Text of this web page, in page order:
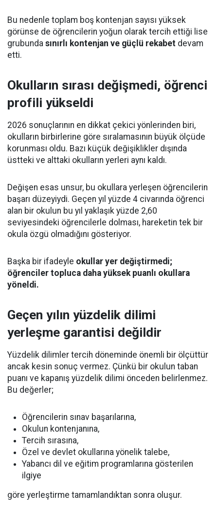
Bu nedenle toplam boş kontenjan sayısı yüksek
görünse de öğrencilerin yoğun olarak tercih ettiği lise
grubunda sınırlı kontenjan ve güçlü rekabet devam
etti.
Okulların sırası değişmedi, öğrenci
profili yükseldi
2026 sonuçlarının en dikkat çekici yönlerinden biri,
okulların birbirlerine göre sıralamasının büyük ölçüde
korunması oldu. Bazı küçük değişiklikler dışında
üstteki ve alttaki okulların yerleri aynı kaldı.
Değişen esas unsur, bu okullara yerleşen öğrencilerin
başarı düzeyiydi. Geçen yıl yüzde 4 civarında öğrenci
alan bir okulun bu yıl yaklaşık yüzde 2,60
seviyesindeki öğrencilerle dolması, hareketin tek bir
okula özgü olmadığını gösteriyor.
Başka bir ifadeyle okullar yer değiştirmedi;
öğrenciler topluca daha yüksek puanlı okullara
yöneldi.
Geçen yılın yüzdelik dilimi
yerleşme garantisi değildir
Yüzdelik dilimler tercih döneminde önemli bir ölçüttür
ancak kesin sonuç vermez. Çünkü bir okulun taban
puanı ve kapanış yüzdelik dilimi önceden belirlenmez.
Bu değerler;
Öğrencilerin sınav başarılarına,
Okulun kontenjanına,
Tercih sırasına,
Özel ve devlet okullarına yönelik talebe,
Yabancı dil ve eğitim programlarına gösterilen
ilgiye
göre yerleştirme tamamlandıktan sonra oluşur.